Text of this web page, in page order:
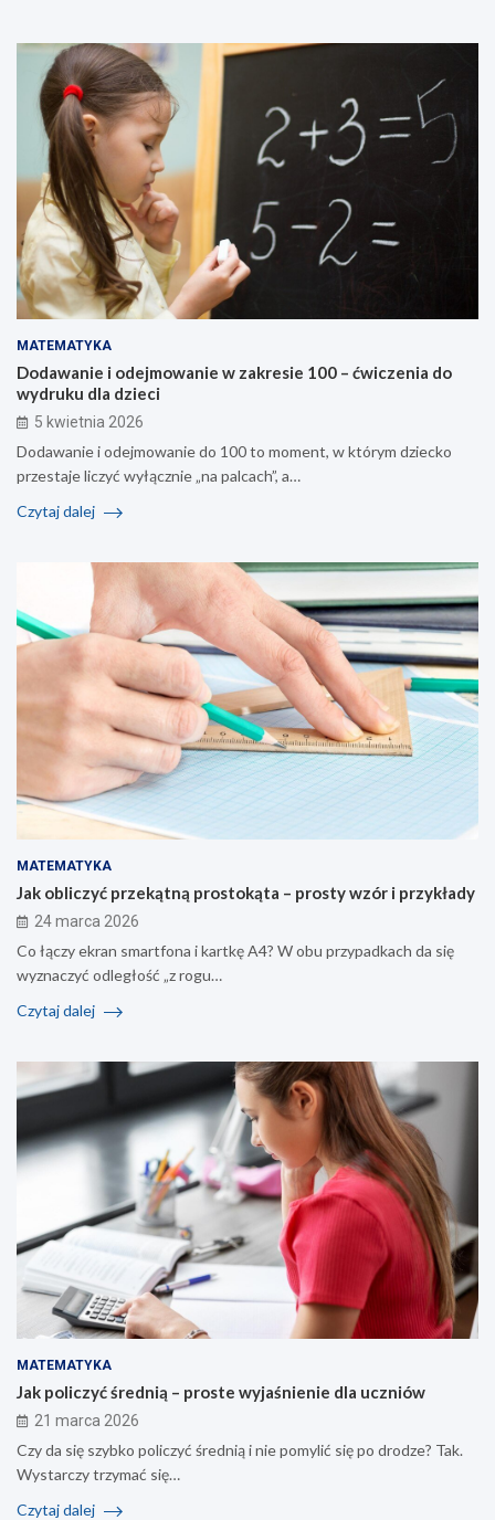
MATEMATYKA
Dodawanie i odejmowanie w zakresie 100 – ćwiczenia do
wydruku dla dzieci
5 kwietnia 2026
Dodawanie i odejmowanie do 100 to moment, w którym dziecko
przestaje liczyć wyłącznie „na palcach”, a…
Czytaj dalej
MATEMATYKA
Jak obliczyć przekątną prostokąta – prosty wzór i przykłady
24 marca 2026
Co łączy ekran smartfona i kartkę A4? W obu przypadkach da się
wyznaczyć odległość „z rogu…
Czytaj dalej
MATEMATYKA
Jak policzyć średnią – proste wyjaśnienie dla uczniów
21 marca 2026
Czy da się szybko policzyć średnią i nie pomylić się po drodze? Tak.
Wystarczy trzymać się…
Czytaj dalej